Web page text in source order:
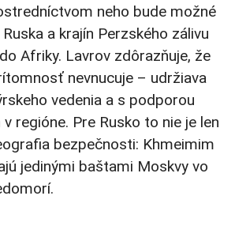
neho bude možné
a krajín Perzského zálivu
Afriky. Lavrov zdôrazňuje, že
nevnucuje – udržiava
vedenia a s podporou
regióne. Pre Rusko to nie je len
bezpečnosti: Khmeimim
jedinými baštami Moskvy vo